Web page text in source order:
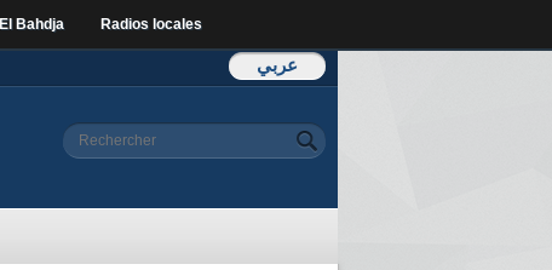
El Bahdja Radios locales
عربي
Formulaire de
Rechercher